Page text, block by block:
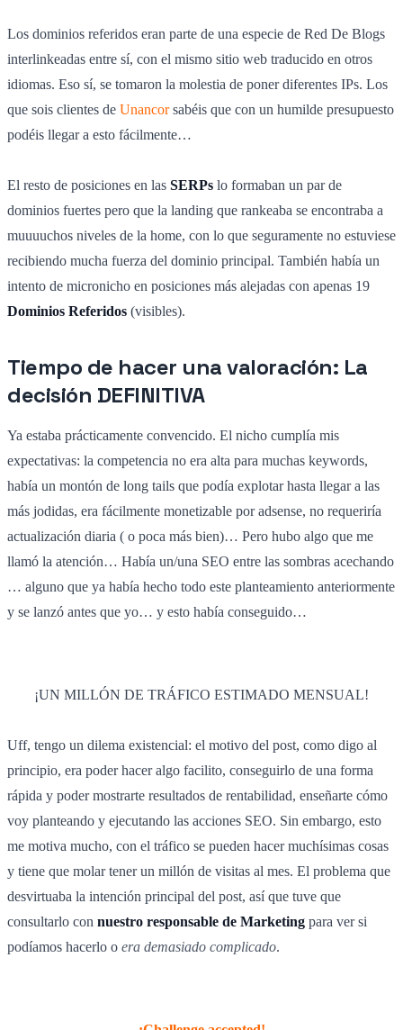
Los dominios referidos eran parte de una especie de Red De Blogs
interlinkeadas entre sí, con el mismo sitio web traducido en otros
idiomas. Eso sí, se tomaron la molestia de poner diferentes IPs. Los
que sois clientes de Unancorsabéis que con un humilde presupuesto
podéis llegar a esto fácilmente…
El resto de posiciones en las SERPs lo formaban un par de
dominios fuertes pero que la landing que rankeaba se encontraba a
muuuuchos niveles de la home, con lo que seguramente no estuviese
recibiendo mucha fuerza del dominio principal. También había un
intento de micronicho en posiciones más alejadas con apenas 19
Dominios Referidos (visibles).
Tiempo de hacer una valoración: La
decisión DEFINITIVA
Ya estaba prácticamente convencido. El nicho cumplía mis
expectativas: la competencia no era alta para muchas keywords,
había un montón de long tails que podía explotar hasta llegar a las
más jodidas, era fácilmente monetizable por adsense, no requeriría
actualización diaria ( o poca más bien)… Pero hubo algo que me
llamó la atención… Había un/una SEO entre las sombras acechando
… alguno que ya había hecho todo este planteamiento anteriormente
y se lanzó antes que yo… y esto había conseguido…
¡UN MILLÓN DE TRÁFICO ESTIMADO MENSUAL!
Uff, tengo un dilema existencial: el motivo del post, como digo al
principio, era poder hacer algo facilito, conseguirlo de una forma
rápida y poder mostrarte resultados de rentabilidad, enseñarte cómo
voy planteando y ejecutando las acciones SEO. Sin embargo, esto
me motiva mucho, con el tráfico se pueden hacer muchísimas cosas
y tiene que molar tener un millón de visitas al mes. El problema que
desvirtuaba la intención principal del post, así que tuve que
consultarlo con nuestro responsable de Marketing para ver si
podíamos hacerlo o era demasiado complicado.